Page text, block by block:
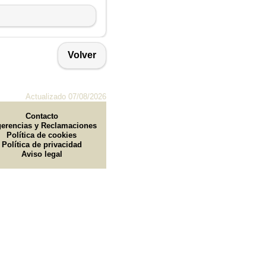
Volver
Actualizado 07/08/2026
Contacto
y Reclamaciones
Política de cookies
Política de privacidad
Aviso legal